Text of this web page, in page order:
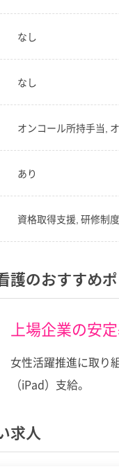
なし
なし
オンコール所持手当,
あり
資格取得支援, 研修制
護のおすすめ
上場企業の安
女性活躍推進に取り
（iPad）支給。
求人